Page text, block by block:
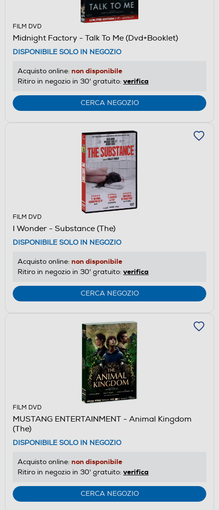
FILM DVD
Midnight Factory - Talk To Me (Dvd+Booklet)
DISPONIBILE SOLO IN NEGOZIO
Acquisto online: non disponibile
Ritiro in negozio in 30' gratuito: verifica
CERCA NEGOZIO
FILM DVD
I Wonder - Substance (The)
DISPONIBILE SOLO IN NEGOZIO
Acquisto online: non disponibile
Ritiro in negozio in 30' gratuito: verifica
CERCA NEGOZIO
FILM DVD
MUSTANG ENTERTAINMENT - Animal Kingdom
(The)
DISPONIBILE SOLO IN NEGOZIO
Acquisto online: non disponibile
Ritiro in negozio in 30' gratuito: verifica
CERCA NEGOZIO